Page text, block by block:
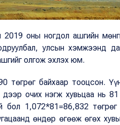
2019 оны ногдол ашгийн
улсын хэмжээнд
олгож эхлэх юм.
төгрөг байхаар тооцсон.
дээр очих нэгж хувьцаа нь
бол 1,072*81=86,832
өндөр өгөөж өгөх